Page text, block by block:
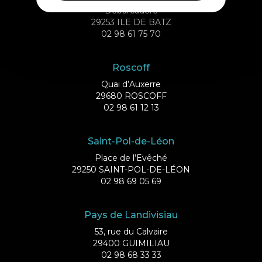
Débarcadère
29253 ILE DE BATZ
02 98 61 75 70
Roscoff
Quai d’Auxerre
29680 ROSCOFF
02 98 61 12 13
Saint-Pol-de-Léon
Place de l’Evêché
29250 SAINT-POL-DE-LÉON
02 98 69 05 69
Pays de Landivisiau
53, rue du Calvaire
29400 GUIMILIAU
02 98 68 33 33